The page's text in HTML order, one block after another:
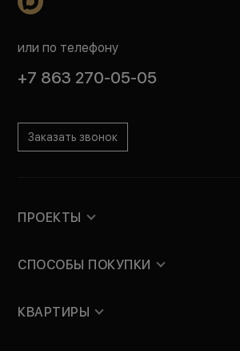
или по телефону
+7 863 270-05-05
Заказать звонок
ПРОЕКТЫ
СПОСОБЫ ПОКУПКИ
КВАРТИРЫ